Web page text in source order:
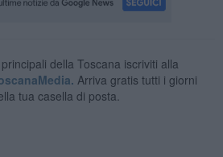
della Toscana iscriviti alla
Arriva gratis tutti i giorni
tua casella di posta.